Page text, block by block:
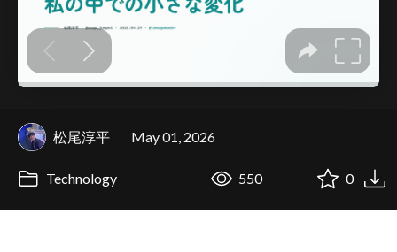
松尾淳平 May 01, 2026
Technology 550 0